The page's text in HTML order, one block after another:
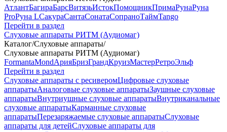
АтлантБагираБарсВитязьИстокПомощникПримаРунаРуна
ProРуна LСакураСантаСонатаСопраноТаймTango
Перейти в раздел
Слуховые аппараты РИТМ (Аудиомаг)
Каталог/Слуховые аппараты/
Слуховые аппараты РИТМ (Аудиомаг)
FormantaMondАрияБризГрандКруизМастерРетроЭльф
Перейти в раздел
Слуховые аппараты с ресиверомЦифровые слуховые
аппаратыАналоговые слуховые аппаратыЗаушные слуховые
аппаратыВнутриушные слуховые аппаратыВнутриканальные
слуховые аппаратыКарманные слуховые
аппаратыПерезаряжаемые слуховые аппаратыСлуховые
аппараты для детейСлуховые аппараты для